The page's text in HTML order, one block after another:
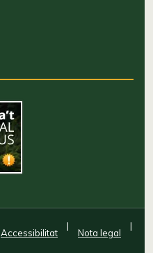
Accessibilitat
|
Nota legal
|